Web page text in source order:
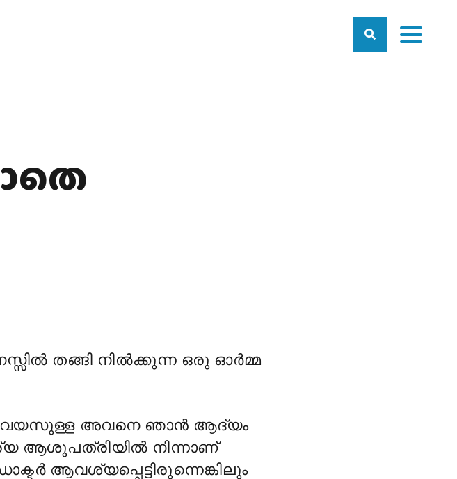
തങ്ങി നിൽക്കുന്ന ഒരു ഓർമ്മ
വയസുള്ള അവനെ ഞാൻ ആദ്യം
ആശുപത്രിയിൽ നിന്നാണ്
ആവശ്യപ്പെട്ടിരുന്നെങ്കിലും